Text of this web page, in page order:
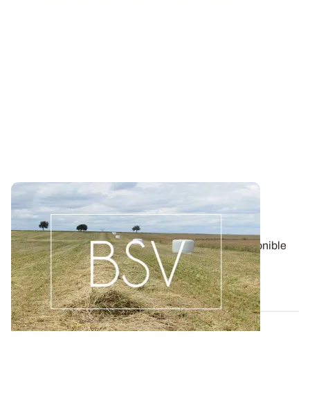
Bulletin de santé du Végétal - Lorraine :
Pommes de terre
Aujourd'hui, le BSV Pommes de terre n°17 est disponible
pour la région LORRAINE.
06 AOÛT 2026